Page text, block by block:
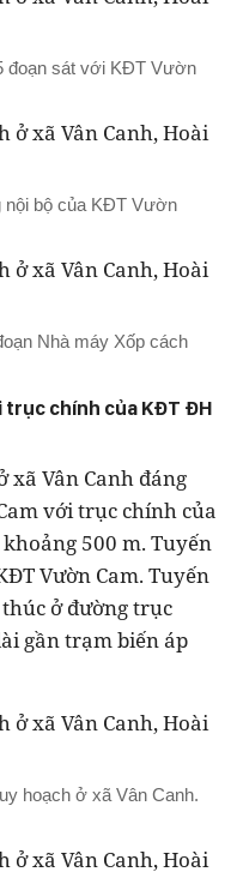
đoạn sát với KĐT Vườn
nội bộ của KĐT Vườn
Nhà máy Xốp cách
trục chính của KĐT ĐH
xã Vân Canh đáng
với trục chính của
500 m. Tuyến
Vườn Cam. Tuyến
ở đường trục
gần trạm biến áp
hoạch ở xã Vân Canh.